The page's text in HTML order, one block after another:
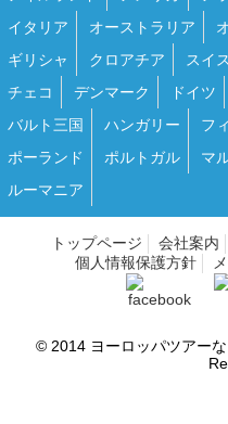
イタリア
オーストラリア
ギリシャ
クロアチア スイス
チェコ
デンマーク ドイツ
バルト三国
ハンガリー フ
ポーランド
ポルトガル マ
ルーマニア
トップページ 会社案内
個人情報保護方針
© 2014 ヨーロッパツアー